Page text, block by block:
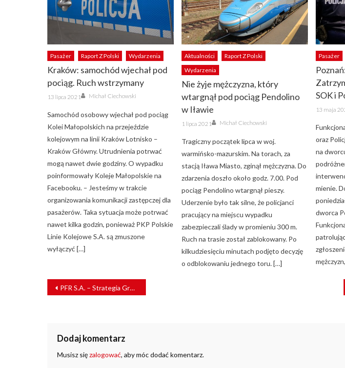
Pasażer Raport Z Polski Wydarzenia
Kraków: samochód wjechał pod
pociąg. Ruch wstrzymany
Posted
on
13 lipca 2021 Author
Michał Ciechowski
Samochód osobowy wjechał pod pociąg
Kolei Małopolskich na przejeździe
kolejowym na linii Kraków Lotnisko –
Kraków Główny. Utrudnienia potrwać
mogą nawet dwie godziny. O wypadku
poinformowały Koleje Małopolskie na
Facebooku. – Jesteśmy w trakcie
organizowania komunikacji zastępczej dla
pasażerów. Taka sytuacja może potrwać
nawet kilka godzin, ponieważ PKP Polskie
Linie Kolejowe S.A. są zmuszone
wyłączyć […]
Aktualności
Raport Z Polski
Wydarzenia
Nie żyje mężczyzna, który
wtargnął pod pociąg Pendolino
w Iławie
Posted
on
1 lipca 2021 Author
Michał Ciechowski
Tragiczny początek lipca w woj.
warmińsko-mazurskim. Na torach, za
stacją Iława Miasto, zginął mężczyzna. Do
zdarzenia doszło około godz. 7.00. Pod
pociąg Pendolino wtargnął pieszy.
Uderzenie było tak silne, że policjanci
pracujący na miejscu wypadku
zabezpieczali ślady w promieniu 300 m.
Ruch na trasie został zablokowany. Po
kilkudziesięciu minutach podjęto decyzję
o odblokowaniu jednego toru. […]
Pasażer
SOK i
Posted
on
13 maja
oraz
na
mienie.
dworca
NAWIGACJA
WPISU
PFR S.A. – Strategia Grupy Kapitałowej na lata 2019-2021
Dodaj komentarz
Musisz sięzalogować, aby móc dodać komentarz.